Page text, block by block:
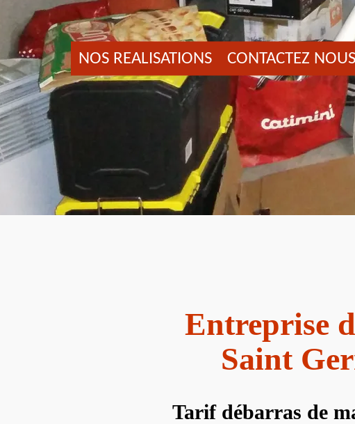
NOS REALISATIONS CONTACTEZ NOUS
Entreprise
Saint
Tarif débarras de